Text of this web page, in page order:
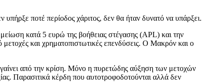
ποτέ περίοδος χάριτος, δεν θα ήταν δυνατό να υπάρξει.
κατά 5 ευρώ της βοήθειας στέγασης (ΑPL) και την
και χρηματοπιστωτικές επενδύσεις. Ο Μακρόν και ο
από την κρίση. Μόνο η πυρετώδης αύξηση των μετοχών
Παρασιτικά κέρδη που αυτοτροφοδοτούνται αλλά δεν